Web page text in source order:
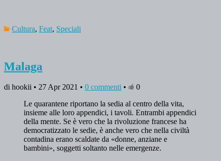
Cultura, Feat, Speciali
Malaga
di hookii • 27 Apr 2021 • 0 commenti •
0
Le quarantene riportano la sedia al centro della vita,
insieme alle loro appendici, i tavoli. Entrambi appendici
della mente. Se è vero che la rivoluzione francese ha
democratizzato le sedie, è anche vero che nella civiltà
contadina erano scaldate da «donne, anziane e
bambini», soggetti soltanto nelle emergenze.